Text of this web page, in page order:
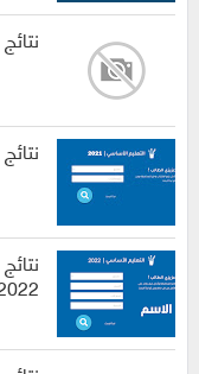
نتائج
نتائج
2022 ( نتائج التاسع